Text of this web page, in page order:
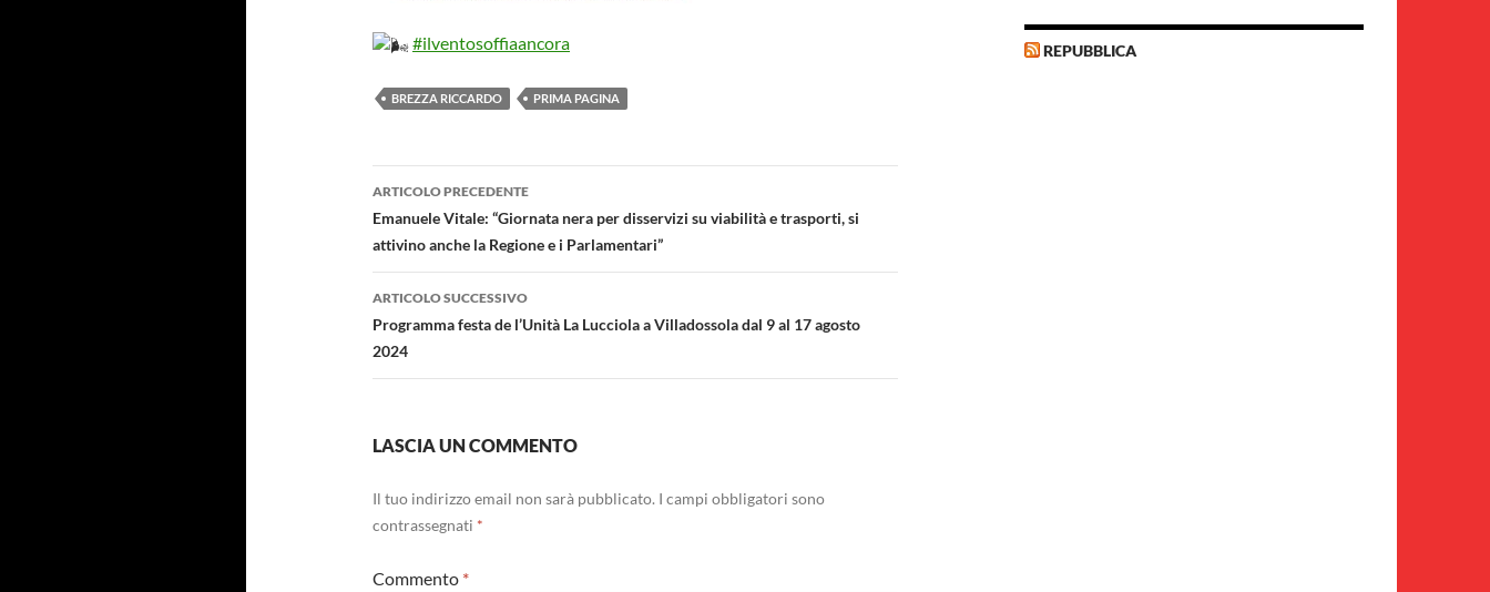
#ilventosoffiaancora
BREZZA RICCARDO PRIMA PAGINA
Navigazione
articolo
ARTICOLO PRECEDENTE
Emanuele Vitale: “Giornata nera per disservizi su viabilità e trasporti, si
attivino anche la Regione e i Parlamentari”
ARTICOLO SUCCESSIVO
Programma festa de l’Unità La Lucciola a Villadossola dal 9 al 17 agosto
2024
LASCIA UN COMMENTO
Il tuo indirizzo email non sarà pubblicato. I campi obbligatori sono
contrassegnati *
Commento *
REPUBBLICA